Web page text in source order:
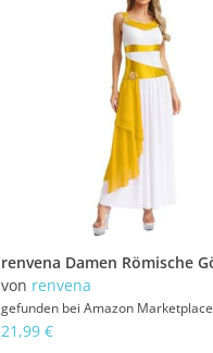
von renvena
gefunden bei Amazon Marketplace
21,99 €